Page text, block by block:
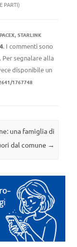
PARTI)
, STARLINK
. I commenti sono
Per segnalare alla
disponibile un
1767748
una famiglia di
dal comune →